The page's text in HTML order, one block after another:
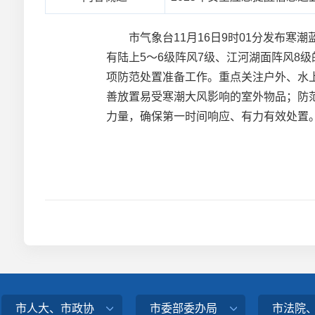
市气象台11月16日9时01分发布寒潮
有陆上5～6级阵风7级、江河湖面阵风8
项防范处置准备工作。重点关注户外、
善放置易受寒潮大风影响的室外物品；
力量，确保第一时间响应、有力有效处置
市人大、市政协 市委部委办局 市法院